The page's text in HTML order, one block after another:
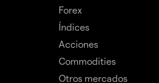
Forex
Índices
Acciones
Commodities
Otros mercados